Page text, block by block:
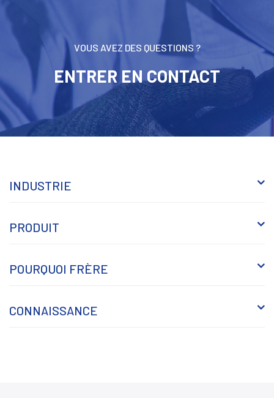
VOUS AVEZ DES QUESTIONS ?
ENTRER EN CONTACT
INDUSTRIE
PRODUIT
POURQUOI FRÈRE
CONNAISSANCE